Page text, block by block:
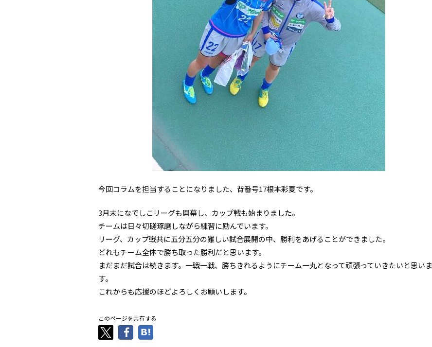
今回コラムを担当することになりました、背番号17根本彩夏です。
3月末になでしこリーグも開幕し、カップ戦も始まりました。
チームは日々切磋琢磨しながら練習に励んでいます。
リーグ、カップ戦共に五分五分の難しい試合展開の中、勝利をあげることができました。
どれもチーム全体で勝ち取った勝利だと思います。
まだまだ試合は続きます。一戦一戦、勝ちきれるようにチーム一丸となって頑張っていきたいと思いま
す。
これからも応援のほどよろしくお願いします。
このページを共有する